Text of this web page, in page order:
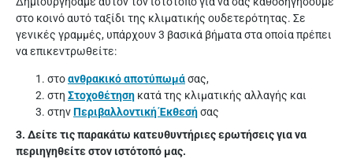
στο κοινό αυτό ταξίδι της κλιματικής ουδετερότητας. Σε
γενικές γραμμές, υπάρχουν 3 βασικά βήματα στα οποία πρέπει
να επικεντρωθείτε:
στοανθρακικό αποτύπωμάσας,
στη Στοχοθέτηση κατά της κλιματικής αλλαγής και
στηνΠεριβαλλοντική Έκθεσήσας
3. Δείτε τις παρακάτω κατευθυντήριες ερωτήσεις για να
περιηγηθείτε στον ιστότοπό μας.